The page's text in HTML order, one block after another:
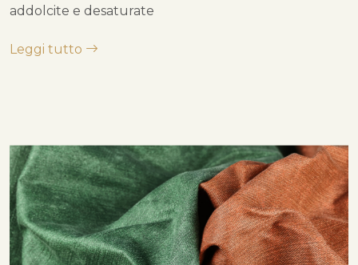
addolcite e desaturate
Leggi tutto